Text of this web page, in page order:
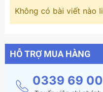
Không có bài viết nào
HỖ TRỢ MUA HÀNG
0339 69 00